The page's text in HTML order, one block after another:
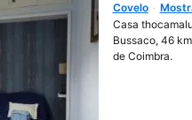
Abre
Covelo
Casa
Bussaco, 46
de Coimbra.